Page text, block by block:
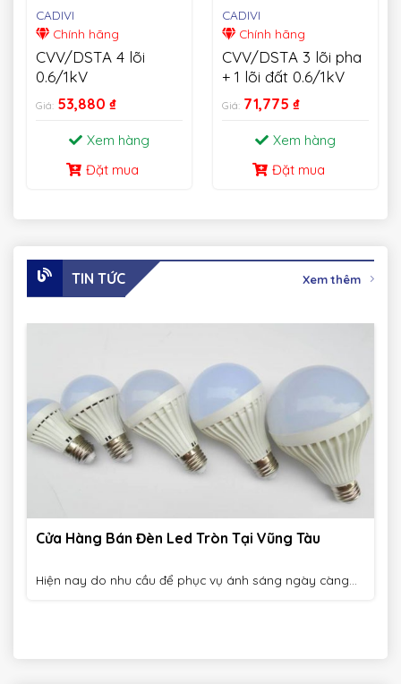
CADIVI
Chính hãng
CVV/DSTA 4 lõi
0.6/1kV
Giá: 53,880 ₫
Xem hàng
Đặt mua
CADIVI
Chính hãng
CVV/DSTA 3 lõi pha
+ 1 lõi đất 0.6/1kV
Giá: 71,775 ₫
Xem hàng
Đặt mua
TIN TỨC Xem thêm
Cửa Hàng Bán Đèn Led Tròn Tại Vũng Tàu
Hiện nay do nhu cầu để phục vụ ánh sáng ngày càng...